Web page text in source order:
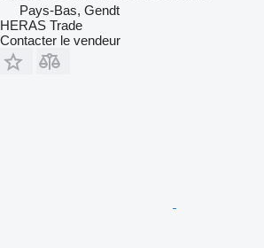
Pays-Bas, Gendt
HERAS Trade
Contacter le vendeur